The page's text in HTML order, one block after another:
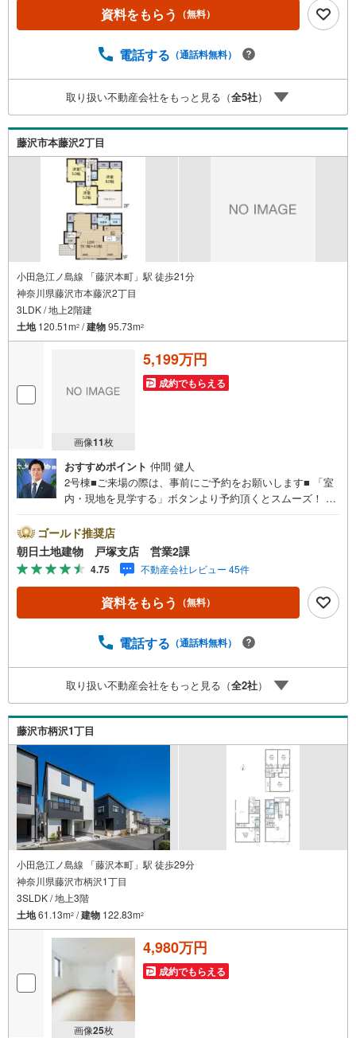
ーやおむつ替えができる授乳室も完備お子様連れでも安心
です。 ～皆様のご来店心よりお待ちしております～ ◆◇現
ご案内します。 おおよその所要時間や内容は下記をご参考
相談（30分～）〇現地/物件見学（30分～）〇周辺環境のご
紹介（30分～） ◆◇各種パンフレットを無料でプレゼント
致します◆◇ これから購入を考えている方、売却を考えて
いる方にとても参考になるパンフレットです。ぜひ、お問
い合わせください!!
資料をもらう （無料）
電話する （通話料無料）
取り扱い不動産会社をもっと見る（全5社）
藤沢市本藤沢2丁目
小田急江ノ島線 「藤沢本町」駅 徒歩21分
神奈川県藤沢市本藤沢2丁目
3LDK / 地上2階建
土地120.51m2 /建物95.73m2
画像11枚
5,199万円
成約でもらえる
おすすめポイント 仲間 健人
2号棟■ご来場の際は、事前にご予約をお願いします■ 「室
内・現地を見学する」ボタンより予約頂くとスムーズ！ ◆
塚」駅徒歩5分 ◆お車でご来店のお客様 「横浜市戸塚区上
倉田町445-1」とご入力下さい。 お客様用の無料駐車場が
ございます。 キッズスペースもご用意しております！ 開放
的な接客スペースとDVDや遊び道具が揃ったキッズコーナ
ーやおむつ替えができる授乳室も完備お子様連れでも安心
です。 ～皆様のご来店心よりお待ちしております～ ◆◇現
ご案内します。 おおよその所要時間や内容は下記をご参考
相談（30分～）〇現地/物件見学（30分～）〇周辺環境のご
紹介（30分～） ◆◇各種パンフレットを無料でプレゼント
致します◆◇ これから購入を考えている方、売却を考えて
いる方にとても参考になるパンフレットです。ぜひ、お問
い合わせください!!
ゴールド推奨店
朝日土地建物 戸塚支店 営業2課
4.75 不動産会社レビュー 45件
資料をもらう （無料）
電話する （通話料無料）
取り扱い不動産会社をもっと見る（全2社）
藤沢市柄沢1丁目
小田急江ノ島線 「藤沢本町」駅 徒歩29分
神奈川県藤沢市柄沢1丁目
3SLDK / 地上3階
土地61.13m2 /建物 122.83m2
画像25枚
4,980万円
成約でもらえる